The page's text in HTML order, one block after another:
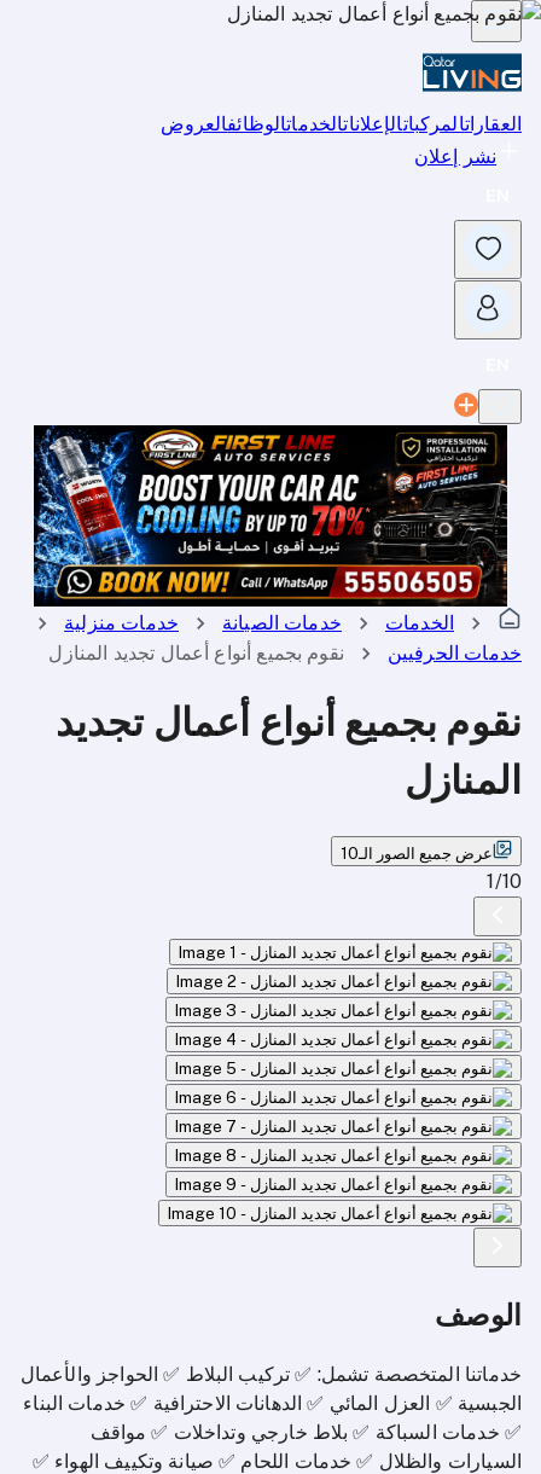
العقاراتالمركباتالإعلاناتالخدماتالوظائفالعروض
نشر إعلان
الخدمات خدمات الصيانة
خدمات منزلية
خدمات الحرفيين
نقوم بجميع أنواع أعمال تجديد المنازل
نقوم بجميع أنواع أعمال تجديد
المنازل
عرض جميع الصور الـ10
1/10
الوصف
خدماتنا المتخصصة تشمل: ✅ تركيب البلاط ✅ الحواجز والأعمال
الجبسية ✅ العزل المائي ✅ الدهانات الاحترافية ✅ خدمات البناء
✅ خدمات السباكة ✅ بلاط خارجي وتداخلات ✅ مواقف
السيارات والظلال ✅ خدمات اللحام ✅ صيانة وتكييف الهواء ✅